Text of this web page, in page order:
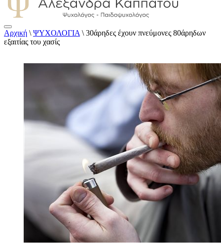
Αλεξάνδρα Καππάτου Ψυχολόγος –
Παιδοψυχολόγος
Αρχική \ ΨΥΧΟΛΟΓΙΑ \ 30άρηδες έχουν πνεύμονες 80άρηδων
εξαιτίας του χασίς